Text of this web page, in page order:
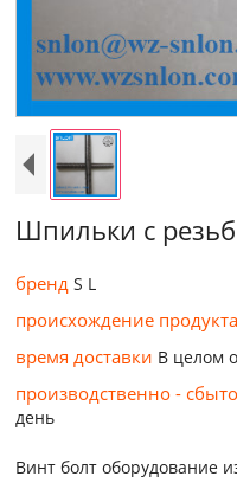
Шпильки с
брендS L
происхождение продукта
время доставки В целом
производственно -
день
Винт болт оборудование